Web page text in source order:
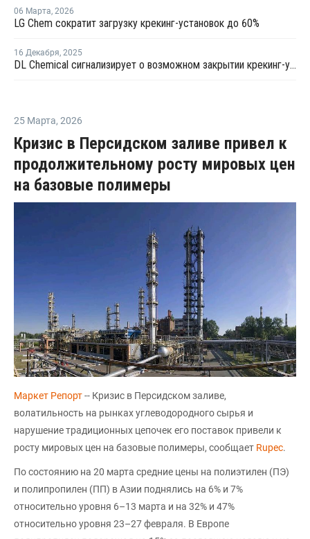
06 Марта, 2026
LG Chem сократит загрузку крекинг-установок до 60%
16 Декабря, 2025
DL Chemical сигнализирует о возможном закрытии крекинг-установки №1 YNCC
25 Марта, 2026
Кризис в Персидском заливе привел к
продолжительному росту мировых цен
на базовые полимеры
Маркет Репорт-- Кризис в Персидском заливе,
волатильность на рынках углеводородного сырья и
нарушение традиционных цепочек его поставок привели к
росту мировых цен на базовые полимеры, сообщает Rupec.
По состоянию на 20 марта средние цены на полиэтилен (ПЭ)
и полипропилен (ПП) в Азии поднялись на 6% и 7%
относительно уровня 6–13 марта и на 32% и 47%
относительно уровня 23–27 февраля. В Европе